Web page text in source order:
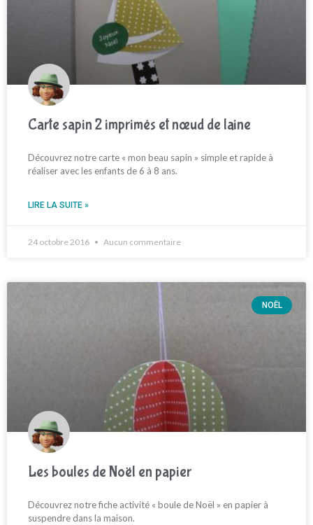
Carte sapin 2 imprimés et nœud de laine
Découvrez notre carte « mon beau sapin » simple et rapide à
réaliser avec les enfants de 6 à 8 ans.
LIRE LA SUITE »
24 octobre 2016 Aucun commentaire
NOËL
Les boules de Noël en papier
Découvrez notre fiche activité « boule de Noël » en papier à
suspendre dans la maison.